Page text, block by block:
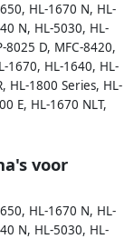
HL-1670 N, HL-
N, HL-5030, HL-
8025 D, MFC-8420,
1670, HL-1640, HL-
HL-1800 Series, HL-
E, HL-1670 NLT,
voor
HL-1670 N, HL-
N, HL-5030, HL-